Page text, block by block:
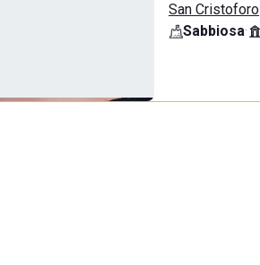
San Cristoforo
Sabbiosa·